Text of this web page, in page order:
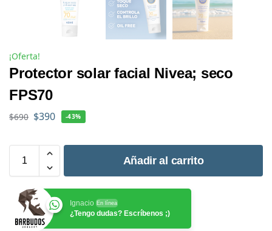
¡Oferta!
Protector solar facial Nivea; seco
FPS70
$690 $390 -43%
Añadir al carrito
Ignacio En línea
¿Tengo dudas? Escríbenos ;)